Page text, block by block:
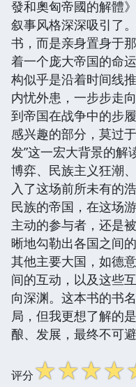
發和奧匈帝國的解體
叙事风格深深吸引了
书，而是亲身置身于
着一个庞大帝国的命
构似乎是沿着时间线
内忧外患，一步步走
到帝国在战争中的步
感兴趣的部分，莫过
发”这一宏大背景的解
博弈、民族主义狂潮
入了这场前所未有的
民族的帝国，在这场
主动的参与者，还是
晰地勾勒出各国之间
其他主要大国，如德
间的互动，以及这些
向深渊。这本书的书
局，但我更想了解的
酿、发展，最终不可避
评分☆☆☆☆